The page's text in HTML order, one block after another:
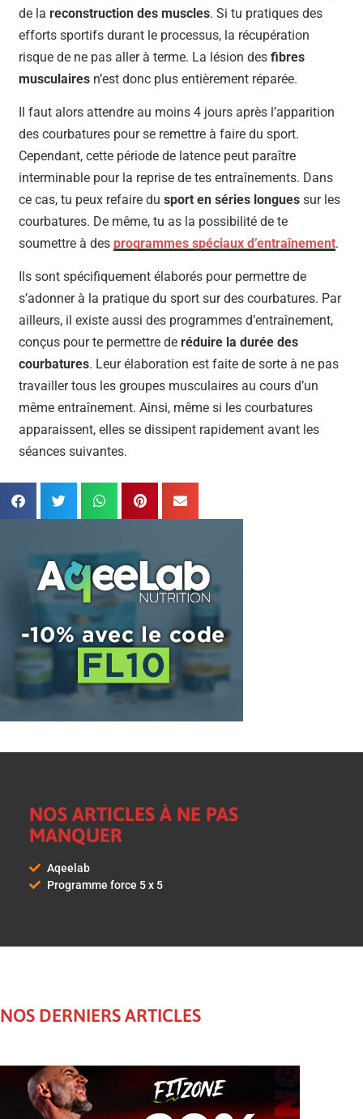
de lareconstruction des muscles. Si tu pratiques des
efforts sportifs durant le processus, la récupération
risque de ne pas aller à terme. La lésion desfibres
musculaires n’est donc plus entièrement réparée.
Il faut alors attendre au moins 4 jours après l’apparition
des courbatures pour se remettre à faire du sport.
Cependant, cette période de latence peut paraître
interminable pour la reprise de tes entraînements. Dans
ce cas, tu peux refaire dusport en séries longues sur les
courbatures. De même, tu as la possibilité de te
soumettre à des programmes spéciaux d’entraînement.
Ils sont spécifiquement élaborés pour permettre de
s’adonner à la pratique du sport sur des courbatures. Par
ailleurs, il existe aussi des programmes d’entraînement,
conçus pour te permettre deréduire la durée des
courbatures. Leur élaboration est faite de sorte à ne pas
travailler tous les groupes musculaires au cours d’un
même entraînement. Ainsi, même si les courbatures
apparaissent, elles se dissipent rapidement avant les
séances suivantes.
NOS ARTICLES À NE PAS
MANQUER
Aqeelab
Programme force 5 x 5
NOS DERNIERS ARTICLES